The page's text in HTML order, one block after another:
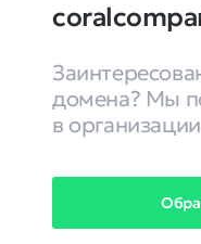
домена? Мы
в